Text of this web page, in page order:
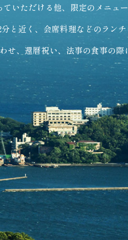
いただける他、限定のメニュ
と近く、会席料理などのランチ
せ、還暦祝い、法事の食事の際